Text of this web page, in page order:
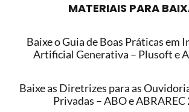
MATERIAIS PARA
Baixe o Guia de Boas Práticas em
Artificial Generativa – Plusoft e
Baixe as Diretrizes para as
Privadas – ABO e ABRAREC